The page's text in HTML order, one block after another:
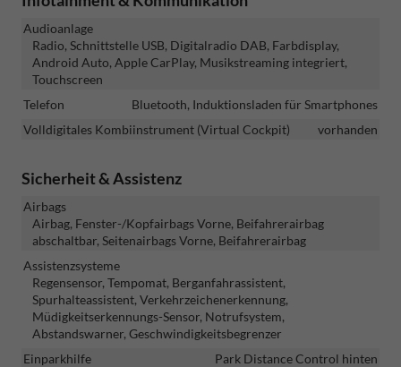
Audioanlage
Radio, Schnittstelle USB, Digitalradio DAB, Farbdisplay,
Android Auto, Apple CarPlay, Musikstreaming integriert,
Touchscreen
Telefon
Bluetooth, Induktionsladen für Smartphones
Volldigitales Kombiinstrument (Virtual Cockpit)
vorhanden
Sicherheit & Assistenz
Airbags
Airbag, Fenster-/Kopfairbags Vorne, Beifahrerairbag
abschaltbar, Seitenairbags Vorne, Beifahrerairbag
Assistenzsysteme
Regensensor, Tempomat, Berganfahrassistent,
Spurhalteassistent, Verkehrzeichenerkennung,
Müdigkeitserkennungs-Sensor, Notrufsystem,
Abstandswarner, Geschwindigkeitsbegrenzer
Einparkhilfe
Park Distance Control hinten